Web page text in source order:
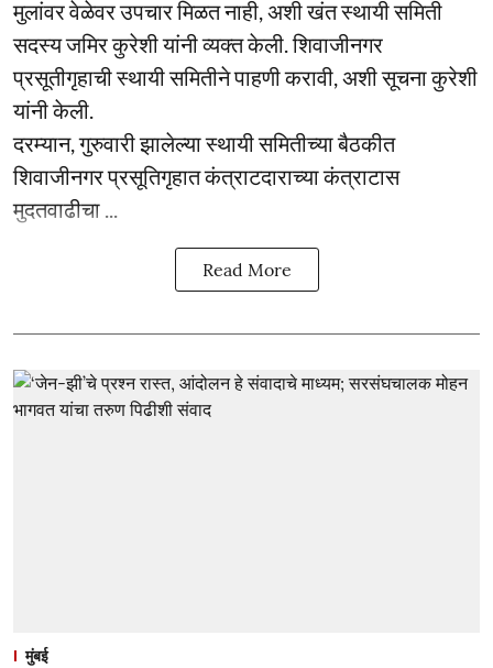
मुलांवर वेळेवर उपचार मिळत नाही, अशी खंत स्थायी समिती
सदस्य जमिर कुरेशी यांनी व्यक्त केली. शिवाजीनगर
प्रसूतीगृहाची स्थायी समितीने पाहणी करावी, अशी सूचना कुरेशी
यांनी केली.
दरम्यान, गुरुवारी झालेल्या स्थायी समितीच्या बैठकीत
शिवाजीनगर प्रसूतिगृहात कंत्राटदाराच्या कंत्राटास
मुदतवाढीचा ...
Read More
मुंबई